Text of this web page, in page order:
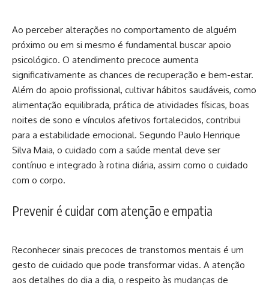
Ao perceber alterações no comportamento de alguém
próximo ou em si mesmo é fundamental buscar apoio
psicológico. O atendimento precoce aumenta
significativamente as chances de recuperação e bem-estar.
Além do apoio profissional, cultivar hábitos saudáveis, como
alimentação equilibrada, prática de atividades físicas, boas
noites de sono e vínculos afetivos fortalecidos, contribui
para a estabilidade emocional. Segundo Paulo Henrique
Silva Maia, o cuidado com a saúde mental deve ser
contínuo e integrado à rotina diária, assim como o cuidado
com o corpo.
Prevenir é cuidar com atenção e empatia
Reconhecer sinais precoces de transtornos mentais é um
gesto de cuidado que pode transformar vidas. A atenção
aos detalhes do dia a dia, o respeito às mudanças de